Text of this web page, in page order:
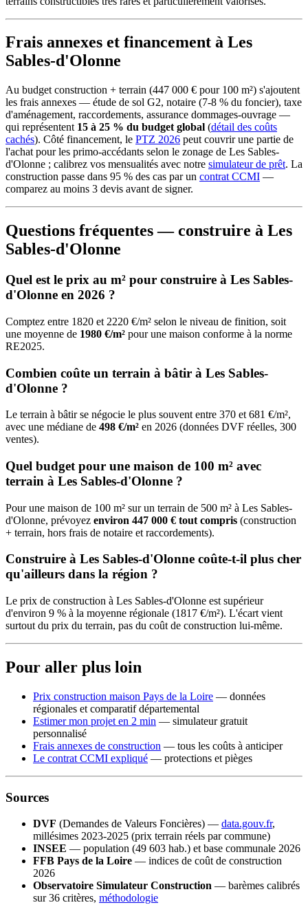
Frais annexes et financement à Les
Sables-d'Olonne
Au budget construction + terrain (447 000 € pour 100 m²) s'ajoutent
les frais annexes — étude de sol G2, notaire (7-8 % du foncier), taxe
d'aménagement, raccordements, assurance dommages-ouvrage —
qui représentent 15 à 25 % du budget global (détail des coûts
cachés). Côté financement, le PTZ 2026 peut couvrir une partie de
l'achat pour les primo-accédants selon le zonage de Les Sables-
d'Olonne ; calibrez vos mensualités avec notre simulateur de prêt. La
construction passe dans 95 % des cas par un contrat CCMI —
comparez au moins 3 devis avant de signer.
Questions fréquentes — construire à Les
Sables-d'Olonne
Quel est le prix au m² pour construire à Les Sables-
d'Olonne en 2026 ?
Comptez entre 1820 et 2220 €/m² selon le niveau de finition, soit
une moyenne de 1980 €/m² pour une maison conforme à la norme
RE2025.
Combien coûte un terrain à bâtir à Les Sables-
d'Olonne ?
Le terrain à bâtir se négocie le plus souvent entre 370 et 681 €/m²,
avec une médiane de 498 €/m² en 2026 (données DVF réelles, 300
ventes).
Quel budget pour une maison de 100 m² avec
terrain à Les Sables-d'Olonne ?
Pour une maison de 100 m² sur un terrain de 500 m² à Les Sables-
d'Olonne, prévoyez environ 447 000 € tout compris (construction
+ terrain, hors frais de notaire et raccordements).
Construire à Les Sables-d'Olonne coûte-t-il plus cher
qu'ailleurs dans la région ?
Le prix de construction à Les Sables-d'Olonne est supérieur
d'environ 9 % à la moyenne régionale (1817 €/m²). L'écart vient
surtout du prix du terrain, pas du coût de construction lui-même.
Pour aller plus loin
Prix construction maison Pays de la Loire — données
régionales et comparatif départemental
Estimer mon projet en 2 min — simulateur gratuit
personnalisé
Frais annexes de construction — tous les coûts à anticiper
Le contrat CCMI expliqué — protections et pièges
Sources
DVF (Demandes de Valeurs Foncières) — data.gouv.fr,
millésimes 2023-2025 (prix terrain réels par commune)
INSEE — population (49 603 hab.) et base communale 2026
FFB Pays de la Loire — indices de coût de construction
2026
Observatoire Simulateur Construction — barèmes calibrés
sur 36 critères, méthodologie